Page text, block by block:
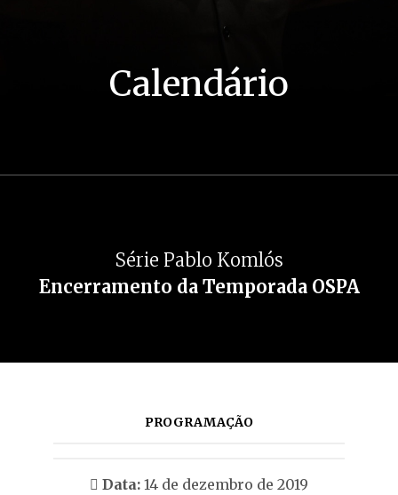
Calendário
Série Pablo Komlós
Encerramento da Temporada OSPA
PROGRAMAÇÃO
Data: 14 de dezembro de 2019